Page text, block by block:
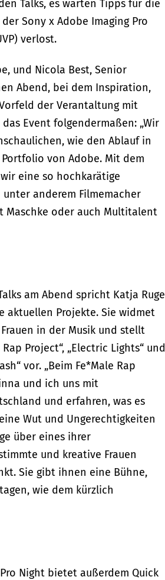
Talks, es warten Tipps für die
Sony x Adobe Imaging Pro
verlost.
und Nicola Best, Senior
Abend, bei dem Inspiration,
der Verantaltung mit
Event folgendermaßen: „Wir
wie den Ablauf in
von Adobe. Mit dem
eine so hochkarätige
anderem Filmemacher
Maschke oder auch Multitalent
am Abend spricht Katja Ruge
aktuellen Projekte. Sie widmet
in der Musik und stellt
Project“, „Electric Lights“ und
vor. „Beim Fe*Male Rap
und ich uns mit
und erfahren, was es
Wut und Ungerechtigkeiten
über eines ihrer
und kreative Frauen
Sie gibt ihnen eine Bühne,
wie dem kürzlich
Night bietet außerdem Quick